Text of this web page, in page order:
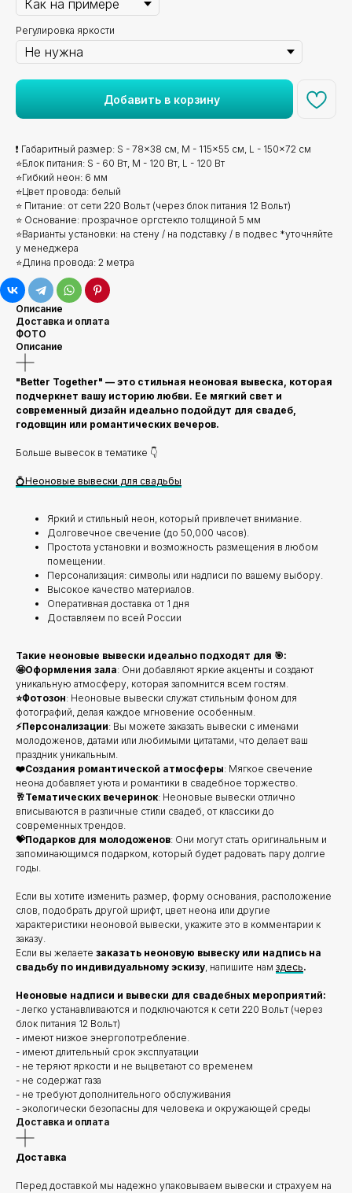
Регулировка яркости
Добавить в корзину
❗ Габаритный размер: S - 78x38 см, M - 115x55 см, L - 150x72 см
⭐Блок питания: S - 60 Вт, M - 120 Вт, L - 120 Вт
⭐Гибкий неон: 6 мм
⭐Цвет провода: белый
⭐ Питание: от сети 220 Вольт (через блок питания 12 Вольт)
⭐ Основание: прозрачное оргстекло толщиной 5 мм
⭐Варианты установки: на стену / на подставку / в подвес *уточняйте
у менеджера
⭐Длина провода: 2 метра
Описание
Доставка и оплата
ФОТО
Описание
"Better Together" — это стильная неоновая вывеска, которая
подчеркнет вашу историю любви. Ее мягкий свет и
современный дизайн идеально подойдут для свадеб,
годовщин или романтических вечеров.
Больше вывесок в тематике 👇
💍Неоновые вывески для свадьбы
Яркий и стильный неон, который привлечет внимание.
Долговечное свечение (до 50,000 часов).
Простота установки и возможность размещения в любом
помещении.
Персонализация: символы или надписи по вашему выбору.
Высокое качество материалов.
Оперативная доставка от 1 дня
Доставляем по всей России
Такие неоновые вывески идеально подходят для 🎯:
🤩Оформления зала: Они добавляют яркие акценты и создают
уникальную атмосферу, которая запомнится всем гостям.
⭐️Фотозон: Неоновые вывески служат стильным фоном для
фотографий, делая каждое мгновение особенным.
⚡️Персонализации: Вы можете заказать вывески с именами
молодоженов, датами или любимыми цитатами, что делает ваш
праздник уникальным.
❤️Создания романтической атмосферы: Мягкое свечение
неона добавляет уюта и романтики в свадебное торжество.
🥂Тематических вечеринок: Неоновые вывески отлично
вписываются в различные стили свадеб, от классики до
современных трендов.
💝Подарков для молодоженов: Они могут стать оригинальным и
запоминающимся подарком, который будет радовать пару долгие
годы.
Если вы хотите изменить размер, форму основания, расположение
слов, подобрать другой шрифт, цвет неона или другие
характеристики неоновой вывески, укажите это в комментарии к
заказу.
Если вы желаете заказать неоновую вывеску или надпись на
свадьбу по индивидуальному эскизу, напишите нам здесь.
Неоновые надписи и вывески для свадебных мероприятий:
- легко устанавливаются и подключаются к сети 220 Вольт (через
блок питания 12 Вольт)
- имеют низкое энергопотребление.
- имеют длительный срок эксплуатации
- не теряют яркости и не выцветают со временем
- не содержат газа
- не требуют дополнительного обслуживания
- экологически безопасны для человека и окружающей среды
Доставка и оплата
Доставка
Перед доставкой мы надежно упаковываем вывески и страхуем на